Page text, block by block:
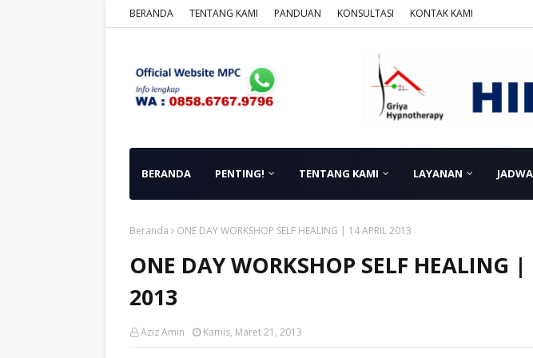
BERANDA TENTANG KAMI PANDUAN KONSULTASI KONTAK KAMI
BERANDA PENTING! TENTANG KAMI LAYANAN
Beranda ONE DAY WORKSHOP SELF HEALING | 14 APRIL 2013
ONE DAY WORKSHOP SELF HEALING
2013
Aziz Amin Kamis, Maret 21, 2013